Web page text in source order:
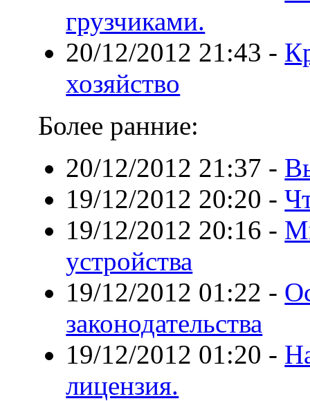
грузчиками.
20/12/2012 21:43 -
хозяйство
Более ранние:
20/12/2012 21:37 -
19/12/2012 20:20 -
19/12/2012 20:16 -
устройства
19/12/2012 01:22 -
законодательства
19/12/2012 01:20 -
лицензия.